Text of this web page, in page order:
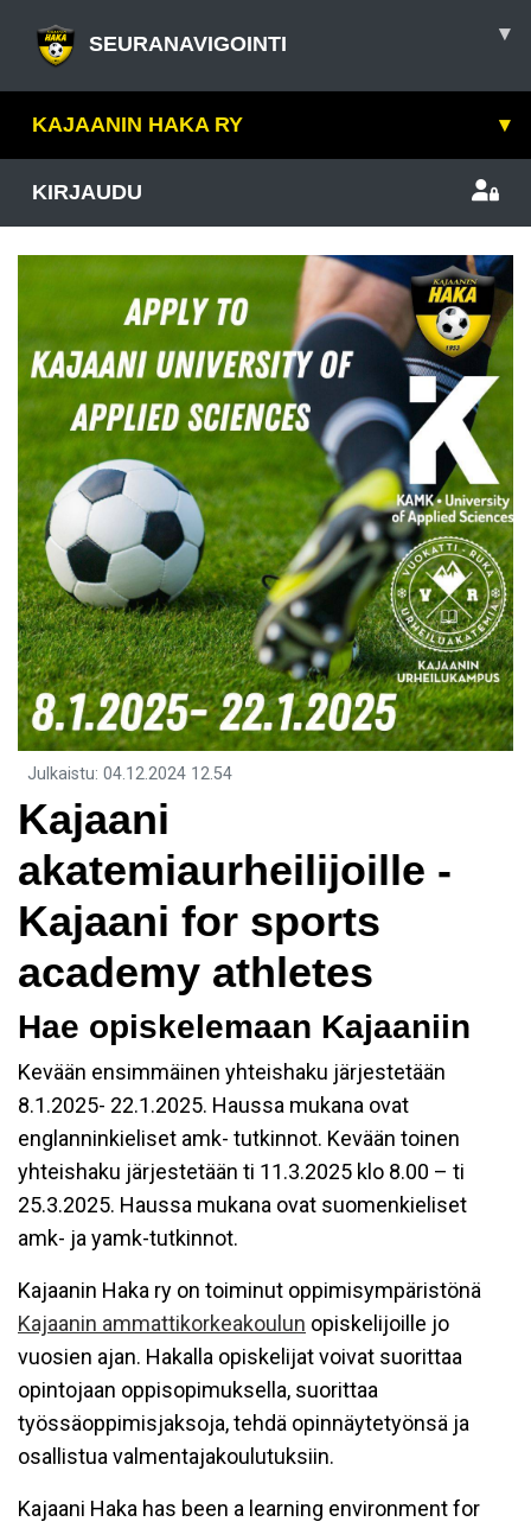
SEURANAVIGOINTI ▾
KAJAANIN HAKA RY ▾
KIRJAUDU
Julkaistu: 04.12.2024 12.54
Kajaani
akatemiaurheilijoille -
Kajaani for sports
academy athletes
Hae opiskelemaan Kajaaniin
Kevään ensimmäinen yhteishaku järjestetään
8.1.2025- 22.1.2025. Haussa mukana ovat
englanninkieliset amk- tutkinnot. Kevään toinen
yhteishaku järjestetään ti 11.3.2025 klo 8.00 – ti
25.3.2025. Haussa mukana ovat suomenkieliset
amk- ja yamk-tutkinnot.
Kajaanin Haka ry on toiminut oppimisympäristönä
Kajaanin ammattikorkeakoulun opiskelijoille jo
vuosien ajan. Hakalla opiskelijat voivat suorittaa
opintojaan oppisopimuksella, suorittaa
työssäoppimisjaksoja, tehdä opinnäytetyönsä ja
osallistua valmentajakoulutuksiin.
Kajaani Haka has been a learning environment for